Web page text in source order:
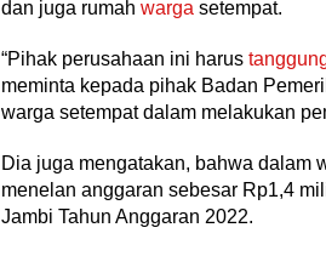
dan juga rumah warga setempat.
“Pihak perusahaan ini harus
meminta kepada pihak Badan
warga setempat dalam melakukan
Dia juga mengatakan, bahwa dalam
menelan anggaran sebesar Rp1,4
Jambi Tahun Anggaran 2022.